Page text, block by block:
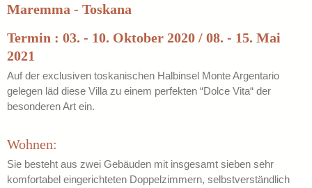
Maremma - Toskana
Termin : 03. - 10. Oktober 2020 / 08. - 15. Mai
2021
Auf der exclusiven toskanischen Halbinsel Monte Argentario
gelegen läd diese Villa zu einem perfekten “Dolce Vita“ der
besonderen Art ein.
Wohnen:
Sie besteht aus zwei Gebäuden mit insgesamt sieben sehr
komfortabel eingerichteten Doppelzimmern, selbstverständlich